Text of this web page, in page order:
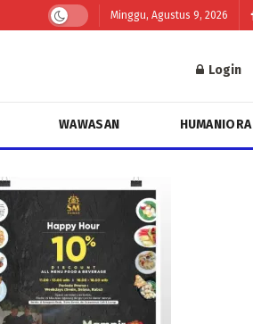
Minggu, Agustus 9, 2026
Login
WAWASAN HUMANIORA